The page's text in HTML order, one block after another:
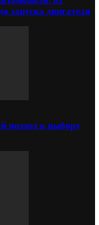
запуска двигателя
подход к выбору